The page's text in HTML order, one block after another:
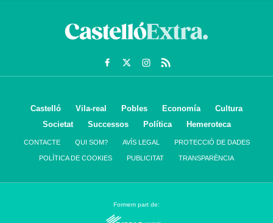
Castelló Vila-real Pobles Economía
Cultura
Societat
Successos Política Hemeroteca
CONTACTE QUI SOM? AVÍS LEGAL PROTECCIÓ DE DADES
POLÍTICA DE COOKIES PUBLICITAT TRANSPARÈNCIA
Formem part de: